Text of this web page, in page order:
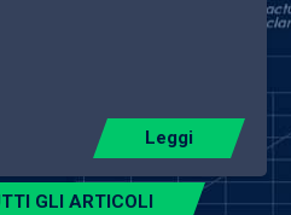
Leggi
GLI ARTICOLI